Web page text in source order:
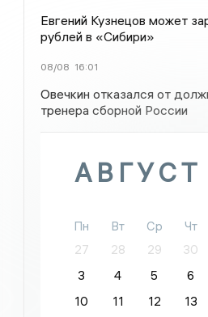
Евгений Кузнецов может
рублей в «Сибири»
08/08 16:01
Овечкин отказался от
тренера сборной России
АВГУСТ
Пн Вт Ср Чт
27
28 29 30
3
4 5 6
10
11 12 13